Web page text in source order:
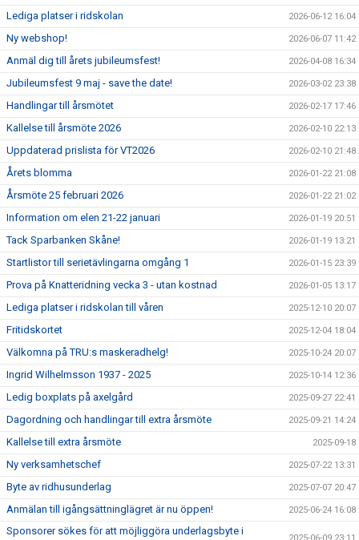
LEKTIONSPLANERING RIDSKOLA
Lediga platser i ridskolan 2026-06-12 16:04
Ny webshop! 2026-06-07 11:42
Anmäl dig till årets jubileumsfest! 2026-04-08 16:34
Jubileumsfest 9 maj - save the date! 2026-03-02 23:38
Handlingar till årsmötet 2026-02-17 17:46
Kallelse till årsmöte 2026 2026-02-10 22:13
Uppdaterad prislista för VT2026 2026-02-10 21:48
Årets blomma 2026-01-22 21:08
Årsmöte 25 februari 2026 2026-01-22 21:02
Information om elen 21-22 januari 2026-01-19 20:51
Tack Sparbanken Skåne! 2026-01-19 13:21
Startlistor till serietävlingarna omgång 1 2026-01-15 23:39
Prova på Knatteridning vecka 3 - utan kostnad 2026-01-05 13:17
Lediga platser i ridskolan till våren 2025-12-10 20:07
Fritidskortet 2025-12-04 18:04
Välkomna på TRU:s maskeradhelg! 2025-10-24 20:07
Ingrid Wilhelmsson 1937 - 2025 2025-10-14 12:36
Ledig boxplats på axelgård 2025-09-27 22:41
Dagordning och handlingar till extra årsmöte 2025-09-21 14:24
Kallelse till extra årsmöte 2025-09-18
Ny verksamhetschef 2025-07-22 13:31
Byte av ridhusunderlag 2025-07-07 20:47
Anmälan till igångsättninglägret är nu öppen! 2025-06-24 16:08
Sponsorer sökes för att möjliggöra underlagsbyte i
2025-06-09 23:11